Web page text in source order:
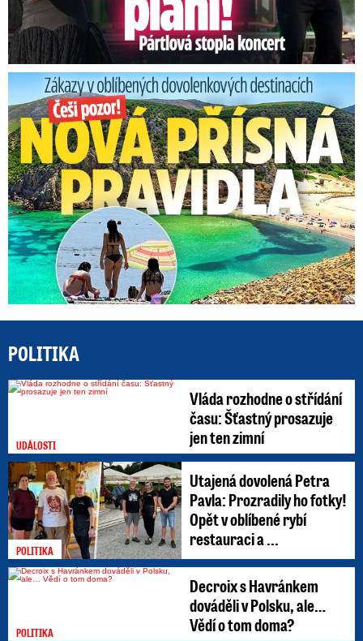
Zákazy v dovolenkových rájích: Restrikce proti naháčům!
POLITIKA
UDÁLOSTI
Vláda rozhodne o střídání
času: Šťastný prosazuje
jen ten zimní
POLITIKA
Utajená dovolená Petra
Pavla: Prozradily ho fotky!
Opět v oblíbené rybí
restauraci a ...
POLITIKA
Decroix s Havránkem
dováděli v Polsku, ale…
Vědí o tom doma?